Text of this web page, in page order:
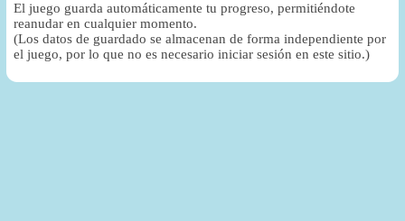
El juego guarda automáticamente tu progreso, permitiéndote
reanudar en cualquier momento.
(Los datos de guardado se almacenan de forma independiente por
el juego, por lo que no es necesario iniciar sesión en este sitio.)